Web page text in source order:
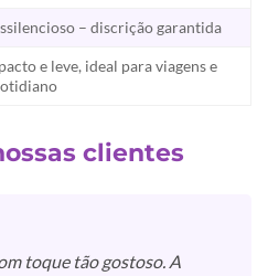
– discrição garantida
e leve, ideal para viagens e
clientes
toque tão gostoso. A